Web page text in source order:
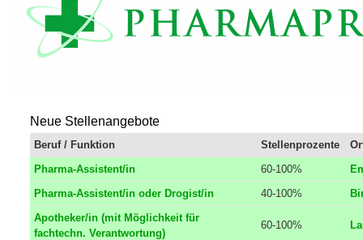
Neue Stellenangebote
Beruf / Funktion Stellenprozente
Pharma-Assistent/in
60-100%
Pharma-Assistent/in oder Drogist/in
40-100%